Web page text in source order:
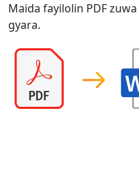
Maida fayilolin PDF
gyara.